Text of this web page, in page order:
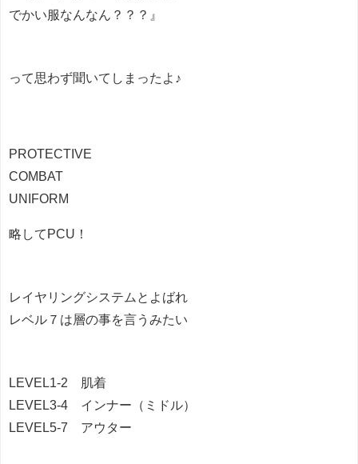
でかい服なんなん？？？』
って思わず聞いてしまったよ♪
PROTECTIVE
COMBAT
UNIFORM
略してPCU！
レイヤリングシステムとよばれ
レベル７は層の事を言うみたい
LEVEL1-2 肌着
LEVEL3-4 インナー（ミドル）
LEVEL5-7 アウター